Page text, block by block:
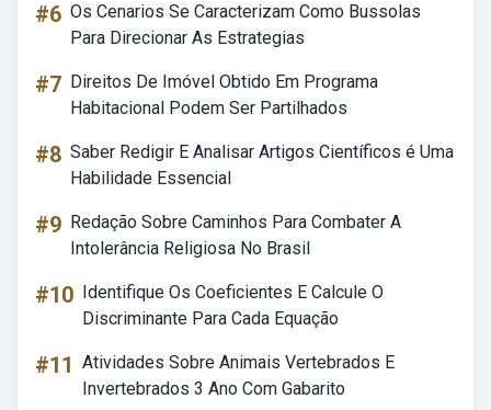
#6 Os Cenarios Se Caracterizam Como Bussolas
Para Direcionar As Estrategias
#7 Direitos De Imóvel Obtido Em Programa
Habitacional Podem Ser Partilhados
#8 Saber Redigir E Analisar Artigos Científicos é Uma
Habilidade Essencial
#9 Redação Sobre Caminhos Para Combater A
Intolerância Religiosa No Brasil
#10 Identifique Os Coeficientes E Calcule O
Discriminante Para Cada Equação
#11 Atividades Sobre Animais Vertebrados E
Invertebrados 3 Ano Com Gabarito